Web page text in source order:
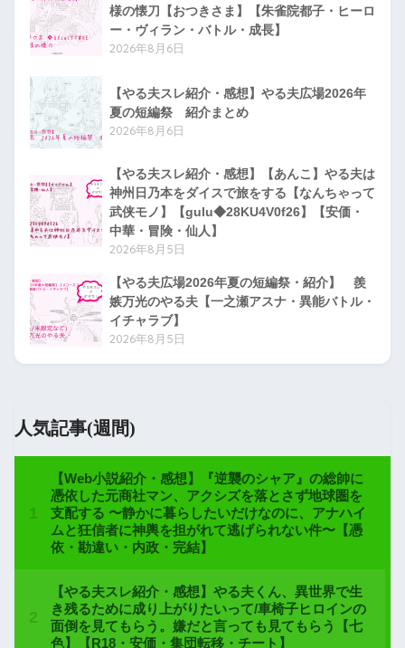
様の懐刀【おつきさま】【朱雀院都子・ヒーロ
ー・ヴィラン・バトル・成長】
2026年8月6日
【やる夫スレ紹介・感想】やる夫広場2026年
夏の短編祭 紹介まとめ
2026年8月6日
【やる夫スレ紹介・感想】【あんこ】やる夫は
神州日乃本をダイスで旅をする【なんちゃって
武侠モノ】【gulu◆28KU4V0f26】【安価・
中華・冒険・仙人】
2026年8月5日
【やる夫広場2026年夏の短編祭・紹介】 羨
嫉万光のやる夫【一之瀬アスナ・異能バトル・
イチャラブ】
2026年8月5日
人気記事(週間)